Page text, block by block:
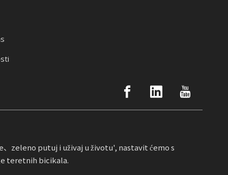
zeleno putuj i uživaj u životu', nastavit ćemo s
teretnih bicikala.